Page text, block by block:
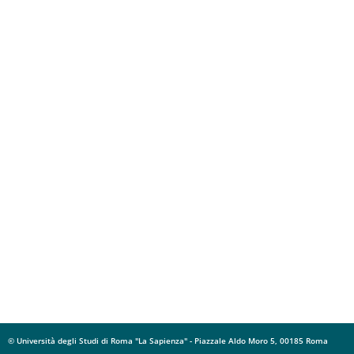
© Università degli Studi di Roma "La Sapienza" - Piazzale Aldo Moro 5, 00185 Roma